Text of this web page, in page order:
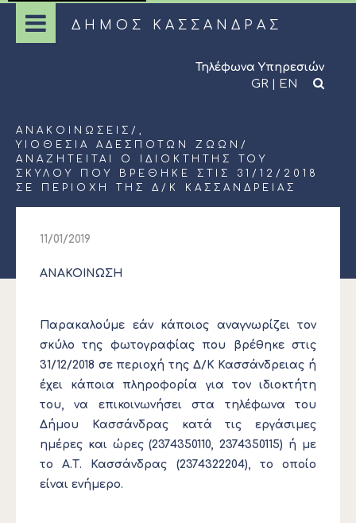
ΔΗΜΟΣ ΚΑΣΣΑΝΔΡΑΣ
Τηλέφωνα Υπηρεσιών
GR | EN
ΑΝΑΚΟΙΝΏΣΕΙΣ /,
ΥΙΟΘΕΣΊΑ ΑΔΈΣΠΟΤΩΝ ΖΏΩΝ /
ΑΝΑΖΗΤΕΙΤΑΙ Ο ΙΔΙΟΚΤΗΤΗΣ ΤΟΥ
ΣΚΥΛΟΥ ΠΟΥ ΒΡΕΘΗΚΕ ΣΤΙΣ 31/12/2018
ΣΕ ΠΕΡΙΟΧΗ ΤΗΣ Δ/Κ ΚΑΣΣΑΝΔΡΕΙΑΣ
11/01/2019
ΑΝΑΚΟΙΝΩΣΗ
Παρακαλούμε εάν κάποιος αναγνωρίζει τον
σκύλο της φωτογραφίας που βρέθηκε στις
31/12/2018 σε περιοχή της Δ/Κ Κασσάνδρειας ή
έχει κάποια πληροφορία για τον ιδιοκτήτη
του, να επικοινωνήσει στα τηλέφωνα του
Δήμου Κασσάνδρας κατά τις εργάσιμες
ημέρες και ώρες (2374350110, 2374350115) ή με
το Α.Τ. Κασσάνδρας (2374322204), το οποίο
είναι ενήμερο.